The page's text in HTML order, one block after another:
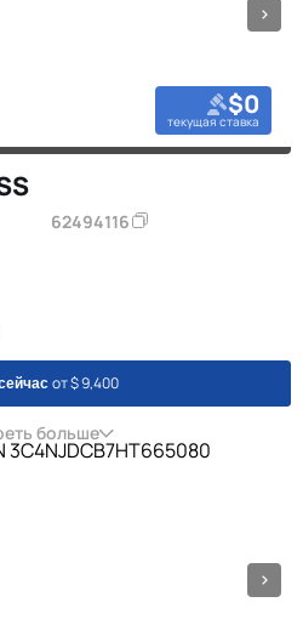
$0
текущая ставка
62494116
от $ 9,400
больше